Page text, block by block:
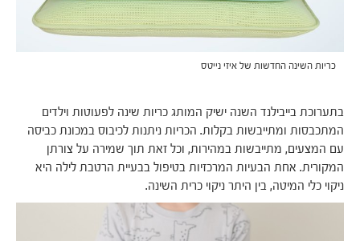
כריות השינה החדשות של איזי נייטס
בתערוכת בייבילנד השנה ישיק המותג כריות שינה לפעוטות וילדים
המתכבסות ומתייבשות בקלות. הכריות ניתנות לכיבוס במכונת כביסה
עם המצעים, מתייבשות במהירות, וכל זאת תוך שמירה על צורתן
המקורית. אחת הבעיות המרכזיות בטיפול בבעיית הרטבת לילה היא
ניקוי כלי המיטה, בין היתר ניקוי כרית השינה.